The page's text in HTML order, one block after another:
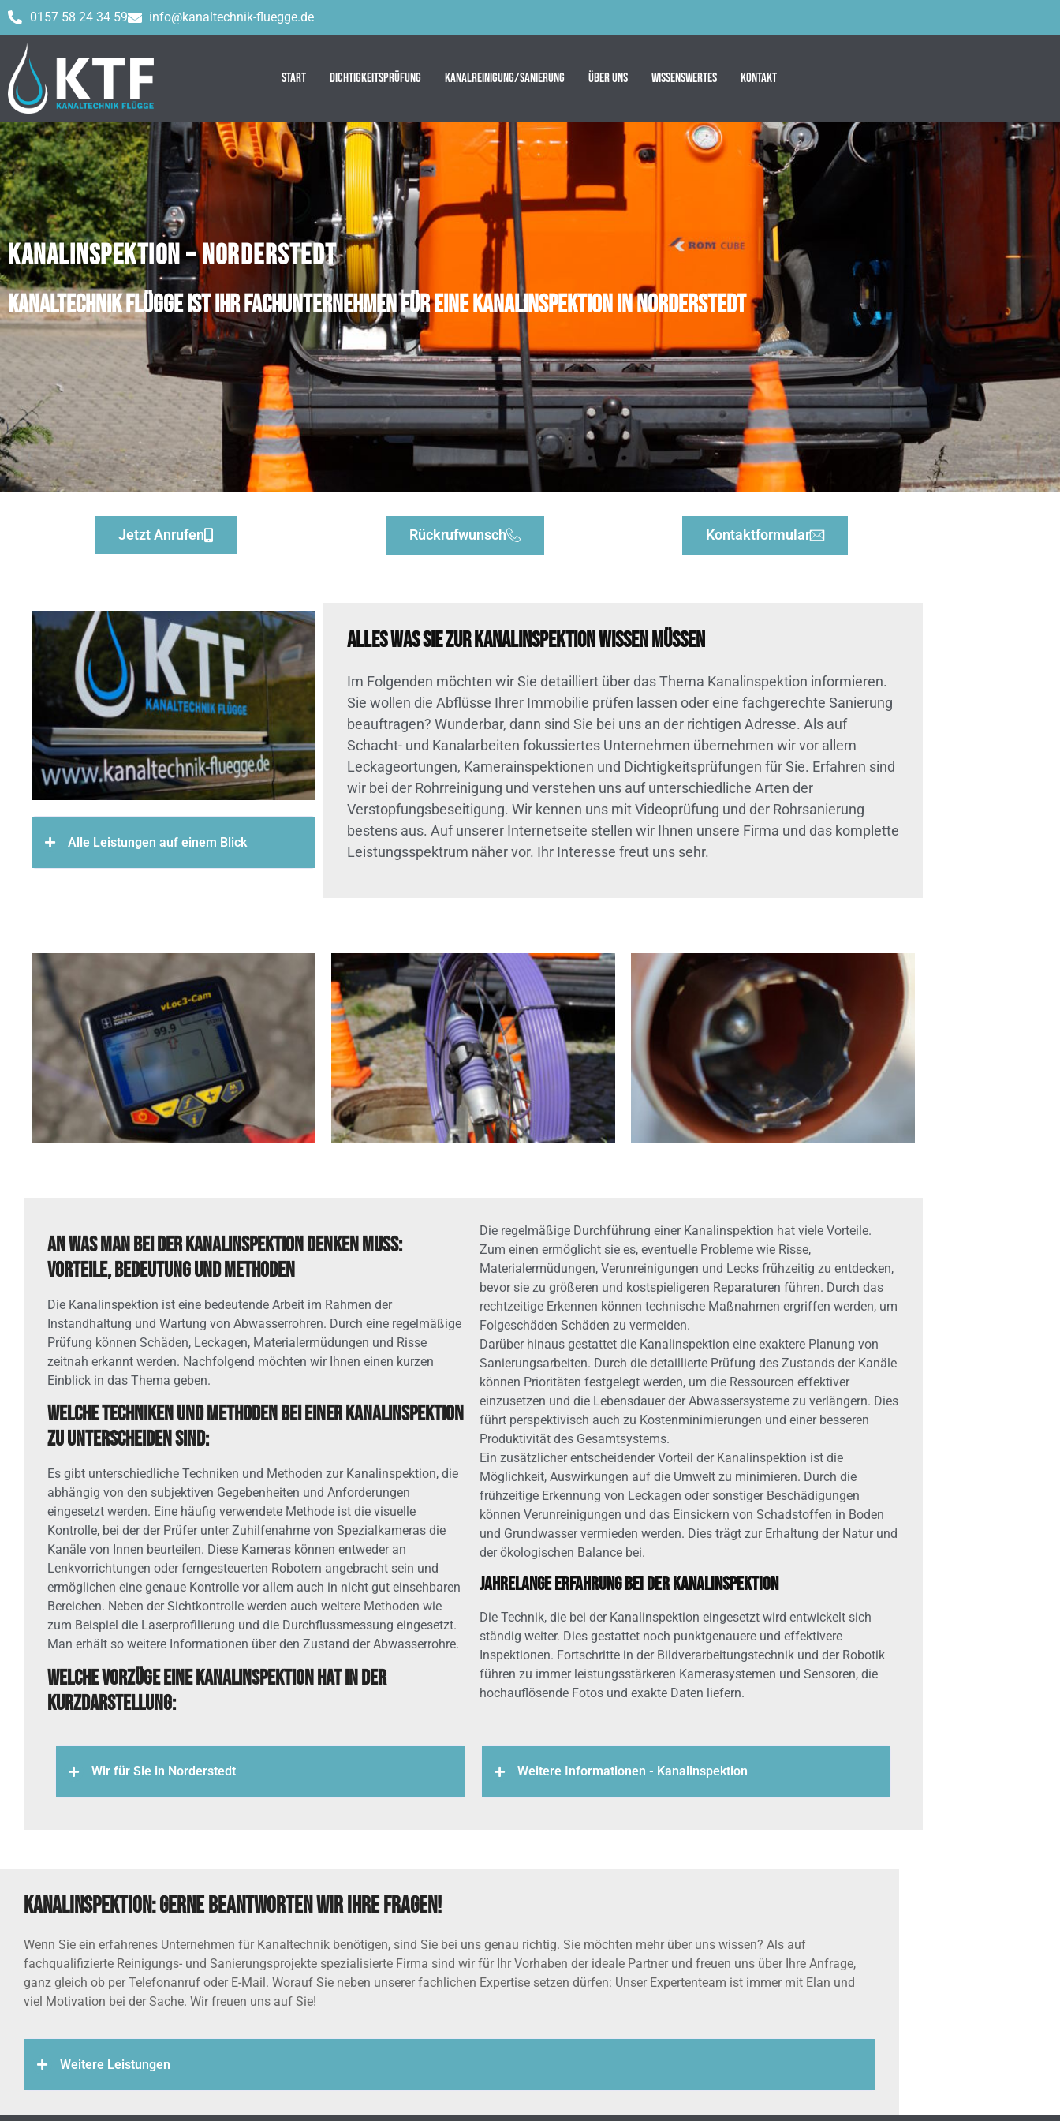
0157 58 24 34 59 info@kanaltechnik-fluegge.de
Start Dichtigkeitsprüfung Kanalreinigung/Sanierung Über uns Wissenswertes Kontakt
KANALINSPEKTION – NORDERSTEDT
Kanaltechnik Flügge ist Ihr Fachunternehmen für eine Kanalinspektion in Norderstedt
Jetzt Anrufen Rückrufwunsch Kontaktformular
Alle Leistungen auf einem Blick
Alles was Sie zur Kanalinspektion wissen müssen
Im Folgenden möchten wir Sie detailliert über das Thema Kanalinspektion informieren.
Sie wollen die Abflüsse Ihrer Immobilie prüfen lassen oder eine fachgerechte Sanierung
beauftragen? Wunderbar, dann sind Sie bei uns an der richtigen Adresse. Als auf
Schacht- und Kanalarbeiten fokussiertes Unternehmen übernehmen wir vor allem
Leckageortungen, Kamerainspektionen und Dichtigkeitsprüfungen für Sie. Erfahren sind
wir bei der Rohrreinigung und verstehen uns auf unterschiedliche Arten der
Verstopfungsbeseitigung. Wir kennen uns mit Videoprüfung und der Rohrsanierung
bestens aus. Auf unserer Internetseite stellen wir Ihnen unsere Firma und das komplette
Leistungsspektrum näher vor. Ihr Interesse freut uns sehr.
An was man bei der Kanalinspektion denken muss:
Vorteile, Bedeutung und Methoden
Die Kanalinspektion ist eine bedeutende Arbeit im Rahmen der
Instandhaltung und Wartung von Abwasserrohren. Durch eine regelmäßige
Prüfung können Schäden, Leckagen, Materialermüdungen und Risse
zeitnah erkannt werden. Nachfolgend möchten wir Ihnen einen kurzen
Einblick in das Thema geben.
Welche Techniken und Methoden bei einer Kanalinspektion
zu unterscheiden sind:
Es gibt unterschiedliche Techniken und Methoden zur Kanalinspektion, die
abhängig von den subjektiven Gegebenheiten und Anforderungen
eingesetzt werden. Eine häufig verwendete Methode ist die visuelle
Kontrolle, bei der der Prüfer unter Zuhilfenahme von Spezialkameras die
Kanäle von Innen beurteilen. Diese Kameras können entweder an
Lenkvorrichtungen oder ferngesteuerten Robotern angebracht sein und
ermöglichen eine genaue Kontrolle vor allem auch in nicht gut einsehbaren
Bereichen. Neben der Sichtkontrolle werden auch weitere Methoden wie
zum Beispiel die Laserprofilierung und die Durchflussmessung eingesetzt.
Man erhält so weitere Informationen über den Zustand der Abwasserrohre.
Welche Vorzüge eine Kanalinspektion hat in der
Kurzdarstellung:
Die regelmäßige Durchführung einer Kanalinspektion hat viele Vorteile.
Zum einen ermöglicht sie es, eventuelle Probleme wie Risse,
Materialermüdungen, Verunreinigungen und Lecks frühzeitig zu entdecken,
bevor sie zu größeren und kostspieligeren Reparaturen führen. Durch das
rechtzeitige Erkennen können technische Maßnahmen ergriffen werden, um
Folgeschäden Schäden zu vermeiden.
Darüber hinaus gestattet die Kanalinspektion eine exaktere Planung von
Sanierungsarbeiten. Durch die detaillierte Prüfung des Zustands der Kanäle
können Prioritäten festgelegt werden, um die Ressourcen effektiver
einzusetzen und die Lebensdauer der Abwassersysteme zu verlängern. Dies
führt perspektivisch auch zu Kostenminimierungen und einer besseren
Produktivität des Gesamtsystems.
Ein zusätzlicher entscheidender Vorteil der Kanalinspektion ist die
Möglichkeit, Auswirkungen auf die Umwelt zu minimieren. Durch die
frühzeitige Erkennung von Leckagen oder sonstiger Beschädigungen
können Verunreinigungen und das Einsickern von Schadstoffen in Boden
und Grundwasser vermieden werden. Dies trägt zur Erhaltung der Natur und
der ökologischen Balance bei.
Jahrelange Erfahrung bei der Kanalinspektion
Die Technik, die bei der Kanalinspektion eingesetzt wird entwickelt sich
ständig weiter. Dies gestattet noch punktgenauere und effektivere
Inspektionen. Fortschritte in der Bildverarbeitungstechnik und der Robotik
führen zu immer leistungsstärkeren Kamerasystemen und Sensoren, die
hochauflösende Fotos und exakte Daten liefern.
Wir für Sie in Norderstedt Weitere Informationen - Kanalinspektion
Kanalinspektion: Gerne beantworten wir Ihre Fragen!
Wenn Sie ein erfahrenes Unternehmen für Kanaltechnik benötigen, sind Sie bei uns genau richtig. Sie möchten mehr über uns wissen? Als auf
fachqualifizierte Reinigungs- und Sanierungsprojekte spezialisierte Firma sind wir für Ihr Vorhaben der ideale Partner und freuen uns über Ihre Anfrage,
ganz gleich ob per Telefonanruf oder E-Mail. Worauf Sie neben unserer fachlichen Expertise setzen dürfen: Unser Expertenteam ist immer mit Elan und
viel Motivation bei der Sache. Wir freuen uns auf Sie!
Weitere Leistungen